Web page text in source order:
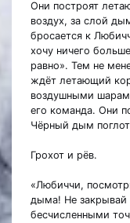
Они построят
воздух, за слой
бросается к
хочу ничего
равно». Тем не
ждёт летающий
воздушными
его команда. Они
Чёрный дым
Грохот и рёв.
«Любиччи,
дыма! Не закрывай
бесчисленными